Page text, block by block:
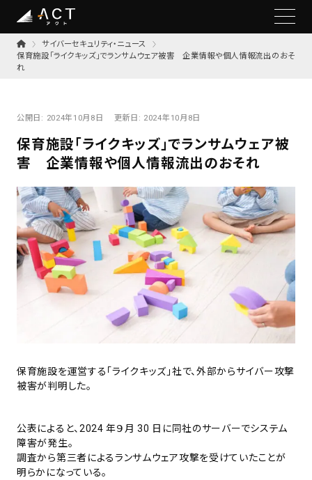
サイバーセキュリティ・ニュース
保育施設「ライクキッズ」でランサムウェア被害 企業情報や個人情報流出のおそ
れ
公開日: 2024年10月8日 更新日: 2024年10月8日
保育施設「ライクキッズ」でランサムウェア被
害 企業情報や個人情報流出のおそれ
保育施設を運営する「ライクキッズ」社で、外部からサイバー攻撃
被害が判明した。
公表によると、2024 年９月 30 日に同社のサーバーでシステム
障害が発生。
調査から第三者によるランサムウェア攻撃を受けていたことが
明らかになっている。